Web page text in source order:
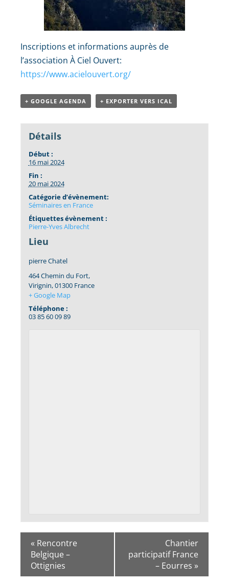
Inscriptions et informations auprès de
l’association À Ciel Ouvert:
https://www.acielouvert.org/
+ GOOGLE AGENDA + EXPORTER VERS ICAL
Détails
Début :
16 mai 2024
Fin :
20 mai 2024
Catégorie d’évènement:
Séminaires en France
Étiquettes évènement :
Pierre-Yves Albrecht
Lieu
pierre Chatel
464 Chemin du Fort,
Virignin,01300 France
+ Google Map
Téléphone :
03 85 60 09 89
« Rencontre
Belgique –
Ottignies
Chantier
participatif France
– Eourres »